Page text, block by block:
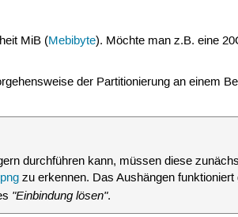
MiB (Mebibyte). Möchte man z.B. eine
der Partitionierung an einem
durchführen kann, müssen diese
zu erkennen. Das Aushängen
"Einbindung lösen".